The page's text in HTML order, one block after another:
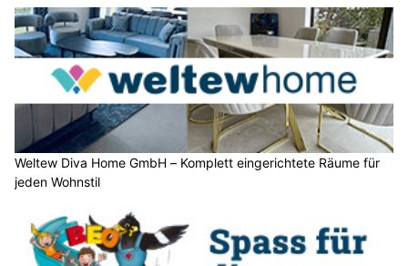
Weltew Diva Home GmbH – Komplett eingerichtete Räume für
jeden Wohnstil